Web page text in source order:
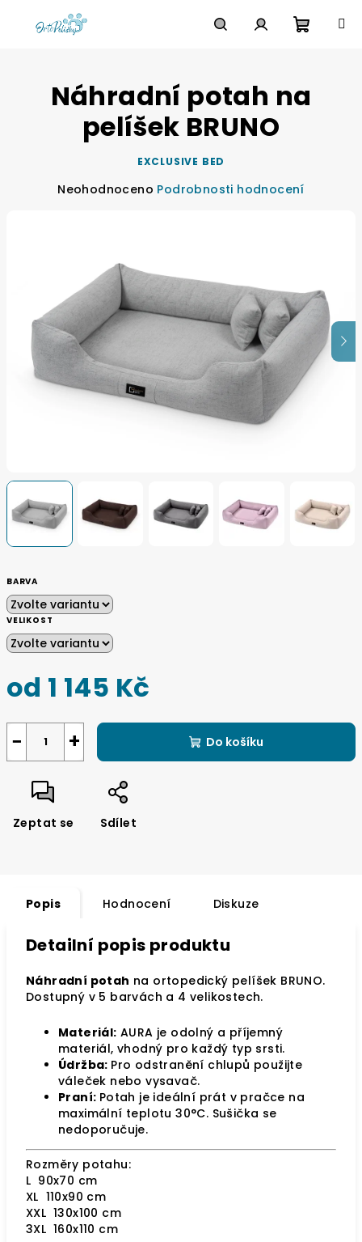
košík
BARVA
VELIKOST
od 1 145 Kč
+
− Do košíku
Zeptat se Sdílet
Náhradní potah na
pelíšek BRUNO
EXCLUSIVE BED
Průměrné
hvězdiček.
Neohodnoceno Podrobnosti hodnocení
Popis Hodnocení Diskuze
Detailní popis produktu
Náhradní potah na ortopedický pelíšek BRUNO.
Dostupný v 5 barvách a 4 velikostech.
Materiál: AURA je odolný a příjemný
materiál, vhodný pro každý typ srsti.
Údržba: Pro odstranění chlupů použijte
váleček nebo vysavač.
Praní: Potah je ideální prát v pračce na
maximální teplotu 30°C. Sušička se
nedoporučuje.
Rozměry potahu:
L 90x70 cm
XL 110x90 cm
XXL 130x100 cm
3XL 160x110 cm